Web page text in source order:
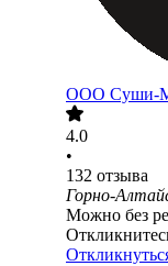
ООО Суши-
4.0
•
132 отзыва
Горно-
Можно без